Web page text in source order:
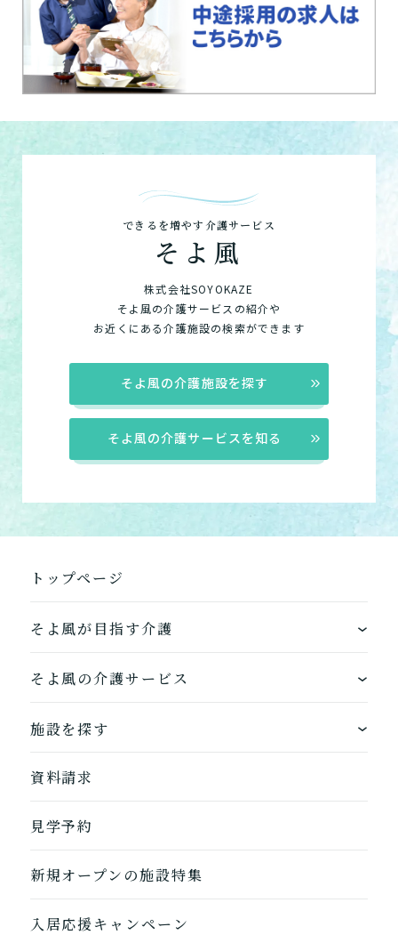
できるを増やす介護サービス
そよ風
株式会社SOYOKAZE
そよ風の介護サービスの紹介や
お近くにある介護施設の検索ができます
そよ風の介護施設を探す
そよ風の介護サービスを知る
トップページ
そよ風が目指す介護
ワンストップサービス
できるを増やす介護サービス
お客様に選ばれるできたてのお食事
そよ風の介護サービス
ホームに入居する
自宅から通う
自宅に来てもらう
施設を探す
地図から探す
自宅から通う/来てもらう
資料請求
見学予約
新規オープンの施設特集
入居応援キャンペーン